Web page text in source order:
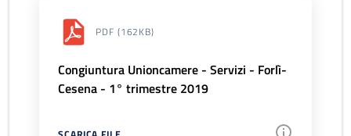
PDF (162KB)
Congiuntura Unioncamere - Servizi - Forlì-
Cesena - 1° trimestre 2019